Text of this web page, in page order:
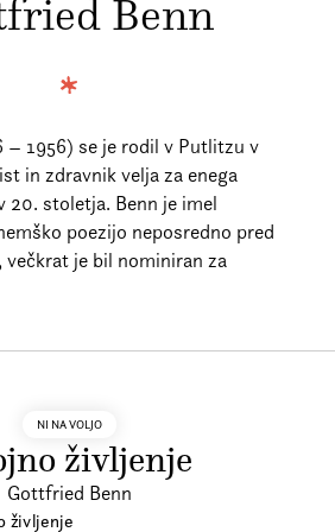
Benn
– 1956) se je rodil v Putlitzu v
in zdravnik velja za enega
20. stoletja. Benn je imel
poezijo neposredno pred
je bil nominiran za
NI NA VOLJO
življenje
Gottfried Benn